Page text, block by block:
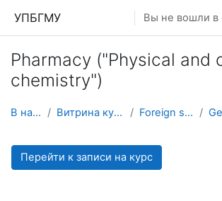
УПБГМУ Вы не вошли в
Pharmacy ("Physical and
chemistry")
В начало Витрина курсов 3KL Foreign students
Перейти к записи на курс